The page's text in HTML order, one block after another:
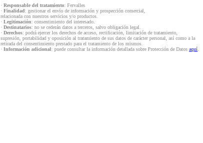
· Responsable del tratamiento: Fervalles
· Finalidad: gestionar el envío de información y prospección comercial,
relacionada con nuestros servicios y/o productos.
· Legitimación: consentimiento del interesado.
· Destinatarios: no se cederán datos a terceros, salvo obligación legal.
· Derechos: podrá ejercer los derechos de acceso, rectificación, limitación de tratamiento,
supresión, portabilidad y oposición al tratamiento de sus datos de carácter personal, así como a la
retirada del consentimiento prestado para el tratamiento de los mismos.
· Información adicional: puede consultar la información detallada sobre Protección de Datos aquí.